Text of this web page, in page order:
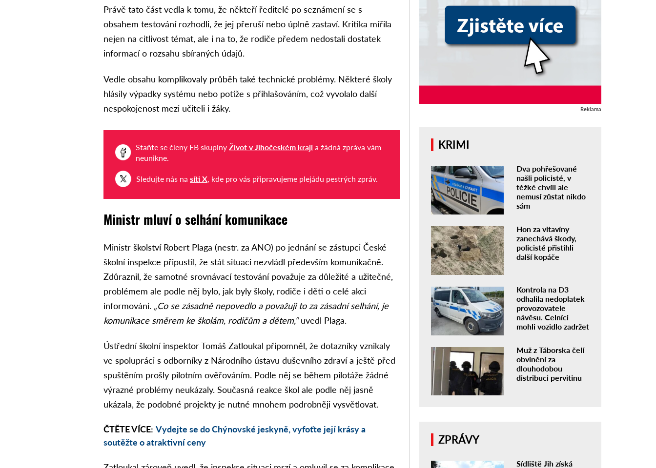
Právě tato část vedla k tomu, že někteří ředitelé po seznámení se s
obsahem testování rozhodli, že jej přeruší nebo úplně zastaví. Kritika mířila
nejen na citlivost témat, ale i na to, že rodiče předem nedostali dostatek
informací o rozsahu sbíraných údajů.
Vedle obsahu komplikovaly průběh také technické problémy. Některé školy
hlásily výpadky systému nebo potíže s přihlašováním, což vyvolalo další
nespokojenost mezi učiteli i žáky.
Staňte se členy FB skupinyŽivot v Jihočeském kraji a žádná zpráva vám
neunikne.
Sledujte nás nasíti X , kde pro vás připravujeme plejádu pestrých zpráv.
Ministr mluví o selhání komunikace
Ministr školství Robert Plaga (nestr. za ANO) po jednání se zástupci České
školní inspekce připustil, že stát situaci nezvládl především komunikačně.
Zdůraznil, že samotné srovnávací testování považuje za důležité a užitečné,
problémem ale podle něj bylo, jak byly školy, rodiče i děti o celé akci
informováni. „Co se zásadně nepovedlo a považuji to za zásadní selhání, je
komunikace směrem ke školám, rodičům a dětem,“uvedl Plaga.
Ústřední školní inspektor Tomáš Zatloukal připomněl, že dotazníky vznikaly
ve spolupráci s odborníky z Národního ústavu duševního zdraví a ještě před
spuštěním prošly pilotním ověřováním. Podle něj se během pilotáže žádné
výrazné problémy neukázaly. Současná reakce škol ale podle něj jasně
ukázala, že podobné projekty je nutné mnohem podrobněji vysvětlovat.
ČTĚTE VÍCE: Vydejte se do Chýnovské jeskyně, vyfoťte její krásy a
soutěžte o atraktivní ceny
Reklama
KRIMI
Dva pohřešované
našli policisté, v
těžké chvíli ale
nemusí zůstat nikdo
sám
Hon za vltavíny
zanechává škody,
policisté přistihli
další kopáče
Kontrola na D3
odhalila nedoplatek
provozovatele
návěsu. Celníci
mohli vozidlo zadržet
Muž z Táborska čelí
obvinění za
dlouhodobou
distribuci pervitinu
ZPRÁVY
Sídliště Jih získá